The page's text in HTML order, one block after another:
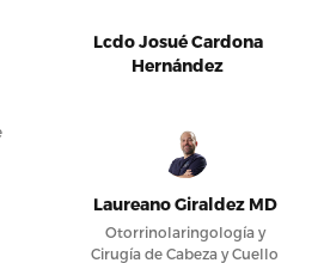
Lcdo Josué Cardona
Hernández
Laureano Giraldez MD
Otorrinolaringología y
Cirugía de Cabeza y Cuello